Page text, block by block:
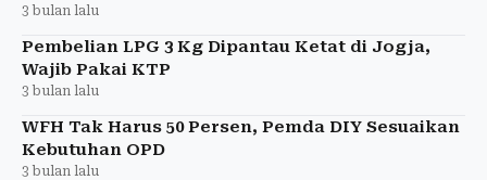
3 bulan lalu
Pembelian LPG 3 Kg Dipantau Ketat di Jogja,
Wajib Pakai KTP
3 bulan lalu
WFH Tak Harus 50 Persen, Pemda DIY Sesuaikan
Kebutuhan OPD
3 bulan lalu